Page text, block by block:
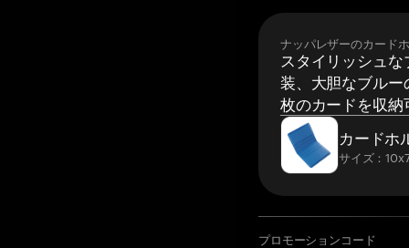
ナッパレザーのカード
スタイリッシュ
装、大胆なブルー
枚のカードを収納
カードホ
サイズ：
プロモーションコード